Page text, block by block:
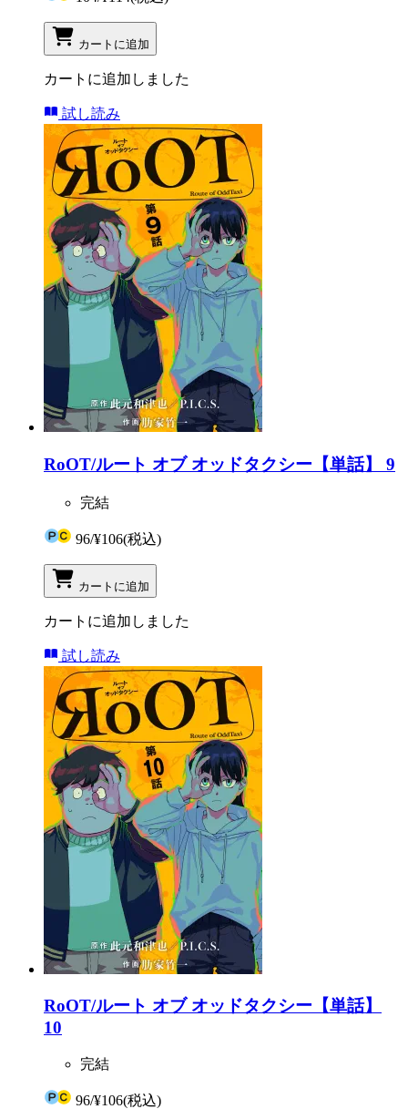
カートに追加
カートに追加しました
試し読み
RoOT/ルート オブ オッドタクシー【単話】 9
完結
96/¥106(税込)
カートに追加
カートに追加しました
試し読み
RoOT/ルート オブ オッドタクシー【単話】
10
完結
96/¥106(税込)